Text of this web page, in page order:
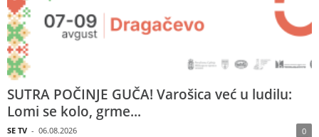
SUTRA POČINJE GUČA! Varošica već u ludilu:
Lomi se kolo, grme...
SE TV - 06.08.2026 0